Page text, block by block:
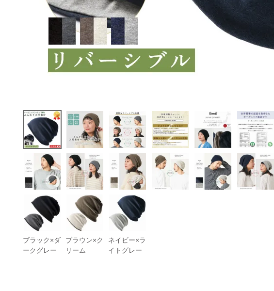
ブラック×ダ
ークグレー
ブラウン×ク
リーム
ネイビー×ラ
イトグレー